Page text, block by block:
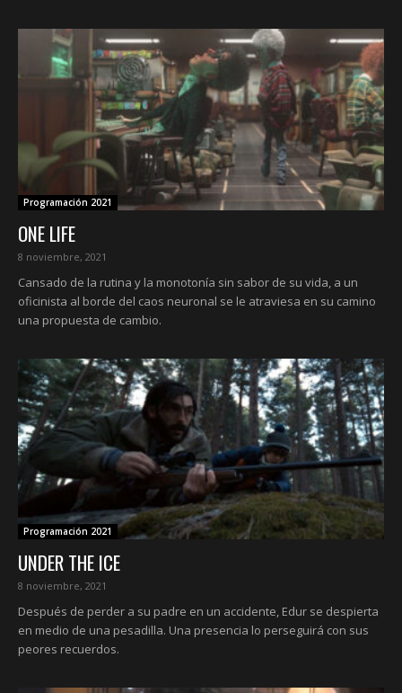
Programación 2021
ONE LIFE
8 noviembre, 2021
Cansado de la rutina y la monotonía sin sabor de su vida, a un
oficinista al borde del caos neuronal se le atraviesa en su camino
una propuesta de cambio.
Programación 2021
UNDER THE ICE
8 noviembre, 2021
Después de perder a su padre en un accidente, Edur se despierta
en medio de una pesadilla. Una presencia lo perseguirá con sus
peores recuerdos.